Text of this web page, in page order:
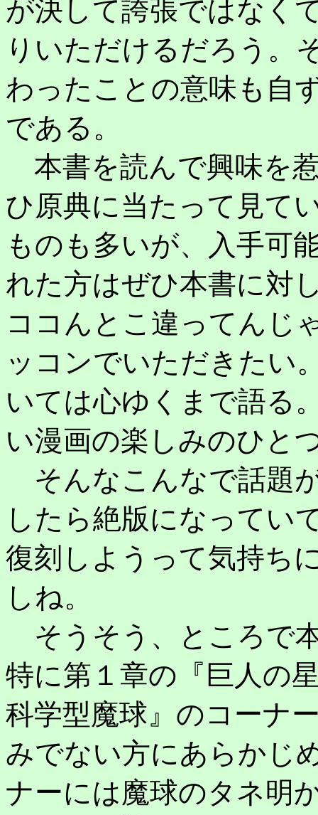
が決して誇張ではなく
りいただけるだろう。
わったことの意味も自
である。
本書を読んで興味を
ひ原典に当たって見て
ものも多いが、入手可
れた方はぜひ本書に対
ココんとこ違ってんじ
ッコンでいただきたい
いては心ゆくまで語る
い漫画の楽しみのひと
そんなこんなで話題
したら絶版になってい
復刻しようって気持ち
しね。
そうそう、ところで
特に第１章の『巨人の
科学型魔球』のコーナ
みでない方にあらかじ
ナーには魔球のタネ明